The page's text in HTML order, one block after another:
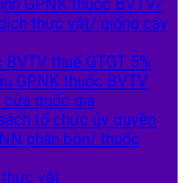
GPNK thuốc BVTV/
thực vật/ giống cây
BVTV thuế GTGT 5%
GPNK thuốc BVTV
quốc gia
tổ chức ủy quyền
phân bón/ thuốc
vật